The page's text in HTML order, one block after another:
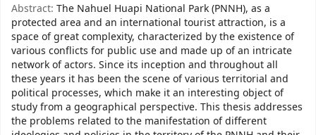
Abstract: The Nahuel Huapi National Park (PNNH), as a
protected area and an international tourist attraction, is a
space of great complexity, characterized by the existence of
various conflicts for public use and made up of an intricate
network of actors. Since its inception and throughout all
these years it has been the scene of various territorial and
political processes, which make it an interesting object of
study from a geographical perspective. This thesis addresses
the problems related to the manifestation of different